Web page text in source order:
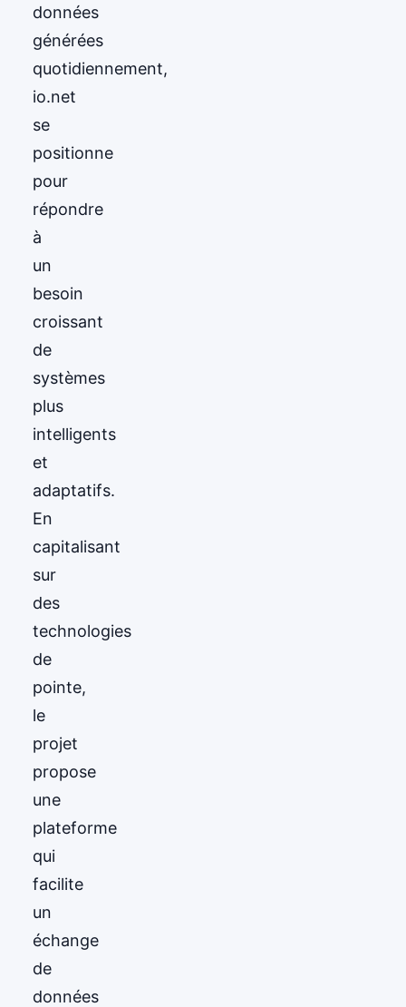
données
générées
quotidiennement,
io.net
se
positionne
pour
répondre
à
un
besoin
croissant
de
systèmes
plus
intelligents
et
adaptatifs.
En
capitalisant
sur
des
technologies
de
pointe,
le
projet
propose
une
plateforme
qui
facilite
un
échange
de
données